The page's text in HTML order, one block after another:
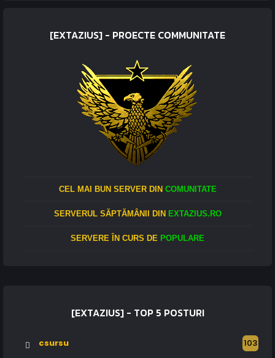
[EXTAZIUS] - PROECTE COMMUNITATE
CEL MAI BUN SERVER DIN COMUNITATE
SERVERUL SĂPTĂMÂNII DIN EXTAZIUS.RO
SERVERE ÎN CURS DE POPULARE
[EXTAZIUS] - TOP 5 POSTURI
csursu 103